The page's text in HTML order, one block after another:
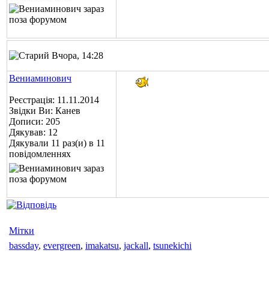
Вчора, 14:28
Вениаминович
Реєстрація: 11.11.2014
Звідки Ви: Канев
Дописи: 205
Дякував: 12
Дякували 11 раз(и) в 11
повідомленнях
Мітки
bassday, evergreen, imakatsu, jackall, tsunekichi